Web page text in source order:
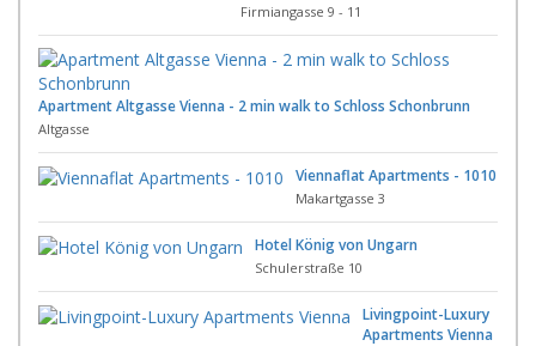
Firmiangasse 9 - 11
Apartment Altgasse Vienna - 2 min walk to Schloss Schonbrunn
Altgasse
Viennaflat Apartments - 1010
Makartgasse 3
Hotel König von Ungarn
Schulerstraße 10
Livingpoint-Luxury
Apartments Vienna